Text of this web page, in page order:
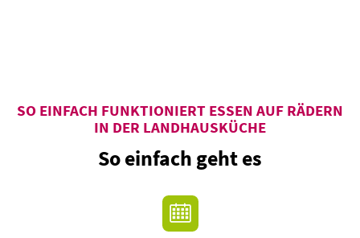
So einfach geht es
SO EINFACH FUNKTIONIERT ESSEN AUF RÄDERN
IN DER LANDHAUSKÜCHE